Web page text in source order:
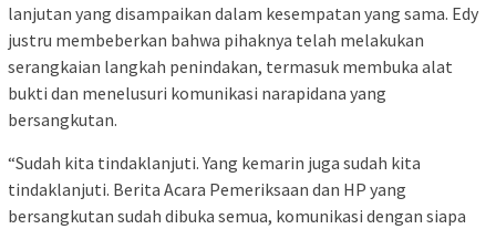
lanjutan yang disampaikan dalam kesempatan yang sama. Edy
justru membeberkan bahwa pihaknya telah melakukan
serangkaian langkah penindakan, termasuk membuka alat
bukti dan menelusuri komunikasi narapidana yang
bersangkutan.
“Sudah kita tindaklanjuti. Yang kemarin juga sudah kita
tindaklanjuti. Berita Acara Pemeriksaan dan HP yang
bersangkutan sudah dibuka semua, komunikasi dengan siapa